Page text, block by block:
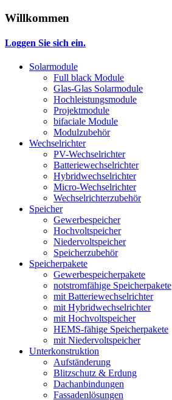
Willkommen
Loggen Sie sich ein.
Solarmodule
Full black Module
Glas-Glas Solarmodule
Hochleistungsmodule
Projektmodule
bifaciale Module
Modulzubehör
Wechselrichter
PV-Wechselrichter
Batteriewechselrichter
Hybridwechselrichter
Micro-Wechselrichter
Wechselrichterzubehör
Speicher
Gewerbespeicher
Hochvoltspeicher
Niedervoltspeicher
Speicherzubehör
Speicherpakete
Gewerbespeicherpakete
notstromfähige Speicherpakete
mit Batteriewechselrichter
mit Hybridwechselrichter
mit Hochvoltspeicher
HEMS-fähige Speicherpakete
mit Niedervoltspeicher
Unterkonstruktion
Aufständerung
Blitzschutz & Erdung
Dachanbindungen
Fassadenlösungen